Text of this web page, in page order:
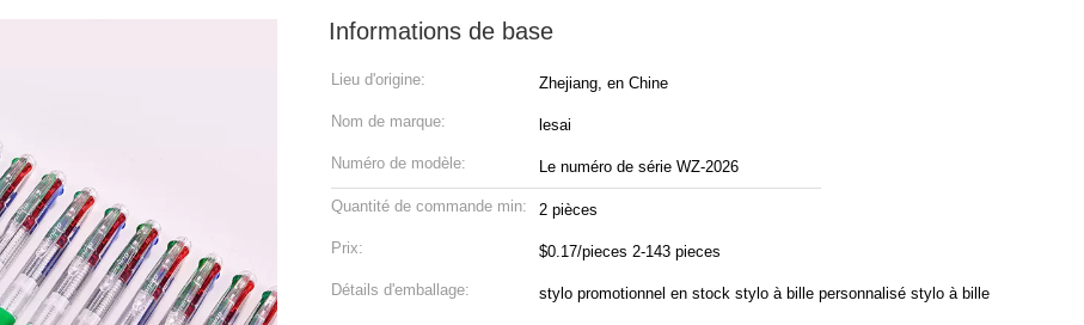
Informations de base
Lieu d'origine: Zhejiang, en Chine
Nom de marque: lesai
Numéro de modèle: Le numéro de série WZ-2026
Quantité de commande min: 2 pièces
Prix: $0.17/pieces 2-143 pieces
Détails d'emballage: stylo promotionnel en stock stylo à bille personnalisé stylo à bille